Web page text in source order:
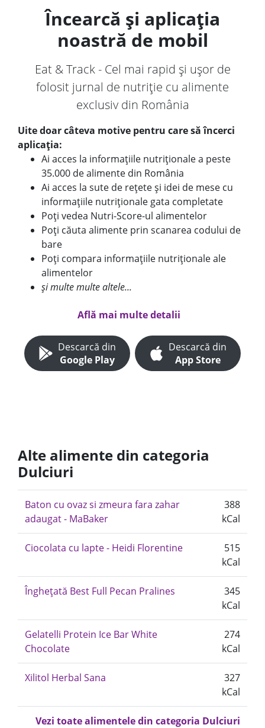
Încearcă și aplicația
noastră de mobil
Eat & Track - Cel mai rapid și ușor de
folosit jurnal de nutriție cu alimente
exclusiv din România
Uite doar câteva motive pentru care să încerci
aplicația:
Ai acces la informațiile nutriționale a peste
35.000 de alimente din România
Ai acces la sute de rețete și idei de mese cu
informațiile nutriționale gata completate
Poți vedea Nutri-Score-ul alimentelor
Poți căuta alimente prin scanarea codului de
bare
Poți compara informațiile nutriționale ale
alimentelor
și multe multe altele...
Află mai multe detalii
Descarcă din
Google Play
Descarcă din
App Store
Alte alimente din categoria
Dulciuri
Baton cu ovaz si zmeura fara zahar
adaugat - MaBaker
388
kCal
Ciocolata cu lapte - Heidi Florentine
515
kCal
Înghețată Best Full Pecan Pralines
345
kCal
Gelatelli Protein Ice Bar White
Chocolate
274
kCal
Xilitol Herbal Sana
327
kCal
Vezi toate alimentele din categoria Dulciuri